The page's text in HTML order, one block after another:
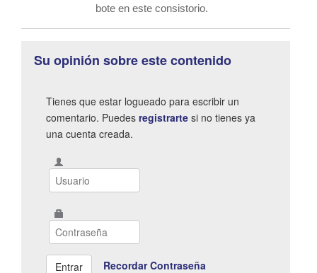
bote en este consistorio.
Su opinión sobre este contenido
Tienes que estar logueado para escribir un
comentario. Puedes registrarte si no tienes ya
una cuenta creada.
Recordar Contraseña